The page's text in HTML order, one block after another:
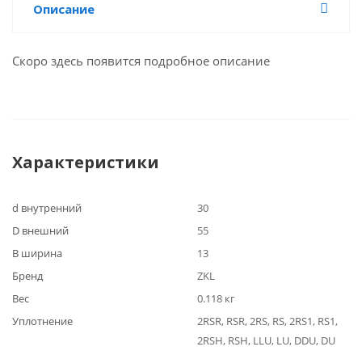
Описание
Скоро здесь появится подробное описание
Характеристики
d внутренний
30
D внешний
55
B ширина
13
Бренд
ZKL
Вес
0.118 кг
Уплотнение
2RSR, RSR, 2RS, RS, 2RS1, RS1,
2RSH, RSH, LLU, LU, DDU, DU